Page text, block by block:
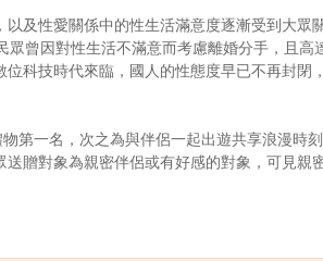
及性愛關係中的性生活滿意度逐漸受到大眾
曾因對性生活不滿意而考慮離婚分手，且
科技時代來臨，國人的性態度早已不再封閉
一名，次之為與伴侶一起出遊共享浪漫時
贈對象為親密伴侶或有好感的對象，可見親